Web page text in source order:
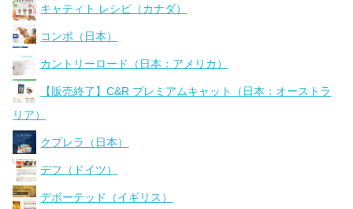
キャティト レシピ（カナダ）
コンボ（日本）
カントリーロード（日本：アメリカ）
【販売終了】C&R プレミアムキャット（日本：オーストラ
リア）
クプレラ（日本）
デフ（ドイツ）
デボーテッド（イギリス）